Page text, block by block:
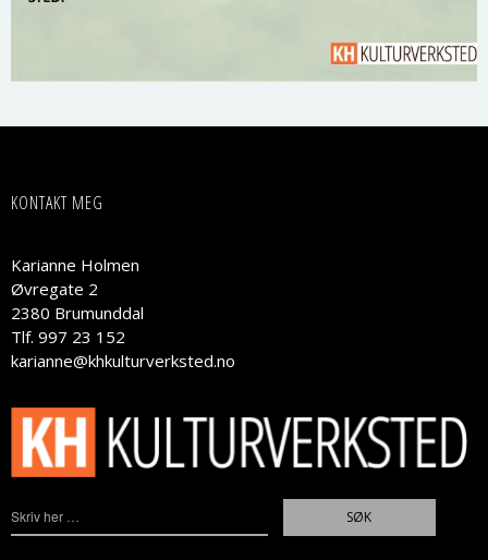
KONTAKT MEG
Karianne Holmen
Øvregate 2
2380 Brumunddal
Tlf. 997 23 152
karianne@khkulturverksted.no